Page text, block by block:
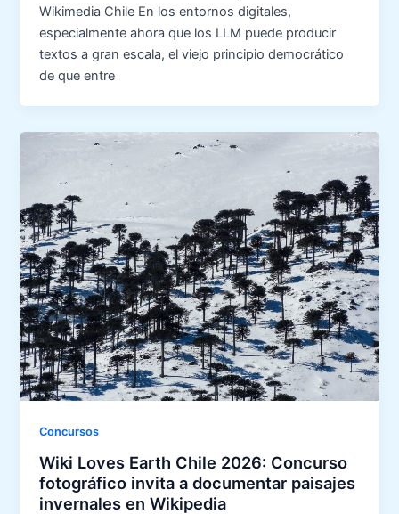
Wikimedia Chile En los entornos digitales,
especialmente ahora que los LLM puede producir
textos a gran escala, el viejo principio democrático
de que entre
Concursos
Wiki Loves Earth Chile 2026: Concurso
fotográfico invita a documentar paisajes
invernales en Wikipedia